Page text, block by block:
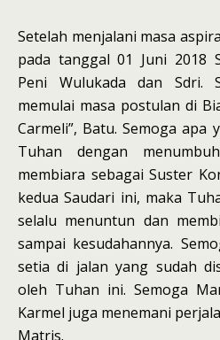
Setelah menjalani masa
pada tanggal 01 Juni 2018
Peni Wulukada dan Sdri.
memulai masa postulan di
Carmeli”, Batu. Semoga apa
Tuhan dengan
membiara sebagai Suster
kedua Saudari ini, maka
selalu menuntun dan
sampai kesudahannya.
setia di jalan yang sudah
oleh Tuhan ini. Semoga
Karmel juga menemani
Matris.